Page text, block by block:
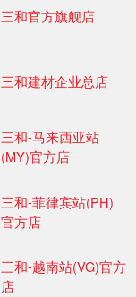
三和官方旗舰店
三和建材企业总店
三和-马来西亚站
(MY)官方店
三和-菲律宾站(PH)
官方店
三和-越南站(VG)官方
店